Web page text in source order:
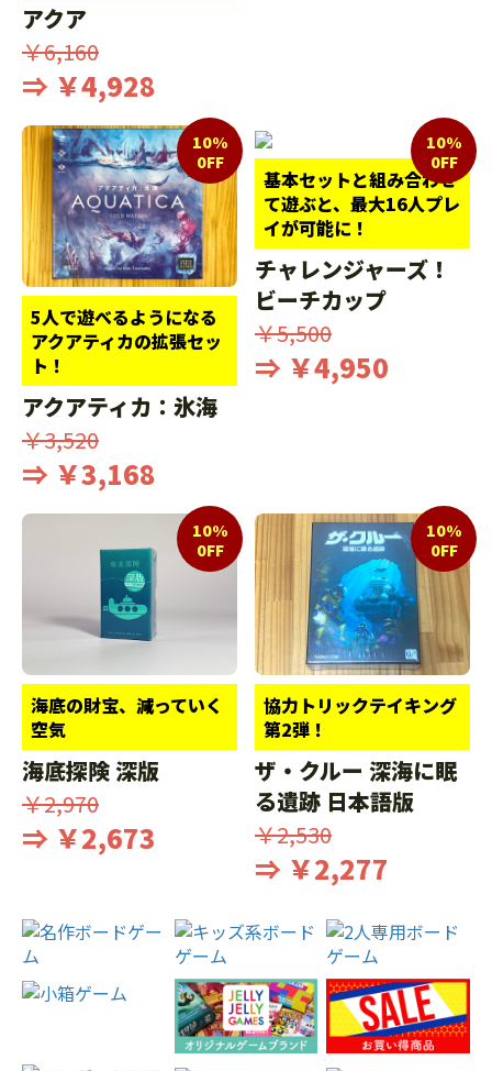
アクア
￥6,160
⇒ ￥4,928
5人で遊べるようになる
アクアティカの拡張セッ
ト！
10%
0FF
アクアティカ：氷海
￥3,520
⇒ ￥3,168
基本セットと組み合わせ
て遊ぶと、最大16人プレ
イが可能に！
10%
0FF
チャレンジャーズ！
ビーチカップ
￥5,500
⇒ ￥4,950
海底の財宝、減っていく
空気
10%
0FF
海底探険 深版
￥2,970
⇒ ￥2,673
協力トリックテイキング
第2弾！
10%
0FF
ザ・クルー 深海に眠
る遺跡 日本語版
￥2,530
⇒ ￥2,277